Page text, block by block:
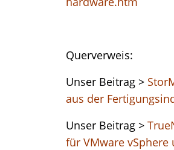
Querverweis:
Unser Beitrag >
aus der
Unser Beitrag >
für VMware vSphere